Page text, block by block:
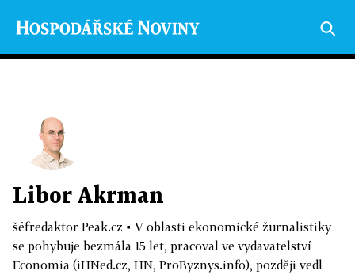
Libor Akrman
šéfredaktor Peak.cz ▪ V oblasti ekonomické žurnalistiky
se pohybuje bezmála 15 let, pracoval ve vydavatelství
Economia (iHNed.cz, HN, ProByznys.info), později vedl